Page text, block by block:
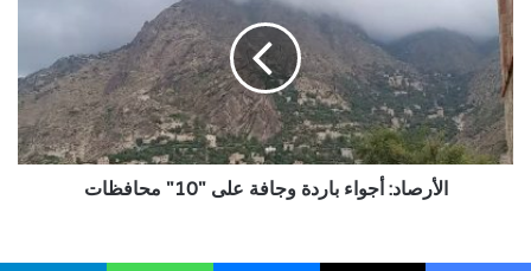
باردة
وجافة
على
"10"
محافظات
الأرصاد: أجواء باردة وجافة على "10" محافظات